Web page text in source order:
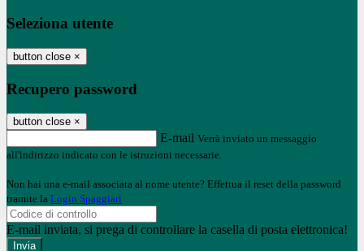
Seleziona utente
button close ×
Recupero password
button close ×
E-mail Verrà inviato un messaggio
all'indirizzo indicato con le istruzioni necessarie.
Non hai una e-mail associata al nome utente? Effettua il reset della password
tramite la Login Spaggiari
E-mail inviata, si prega di controllare la casella di posta elettronica!